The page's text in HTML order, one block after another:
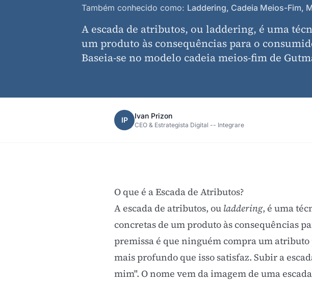
Também conhecido como: Laddering, Cadeia Meios-Fim,
A escada de atributos, ou laddering, é uma
um produto às consequências para o
Baseia-se no modelo cadeia meios-fim de
IP Ivan Prizon
CEO & Estrategista Digital -- Integrare
O que é a Escada de Atributos?
A escada de atributos, ou laddering, é uma
concretas de um produto às consequências
premissa é que ninguém compra um
mais profundo que isso satisfaz. Subir a
mim". O nome vem da imagem de uma